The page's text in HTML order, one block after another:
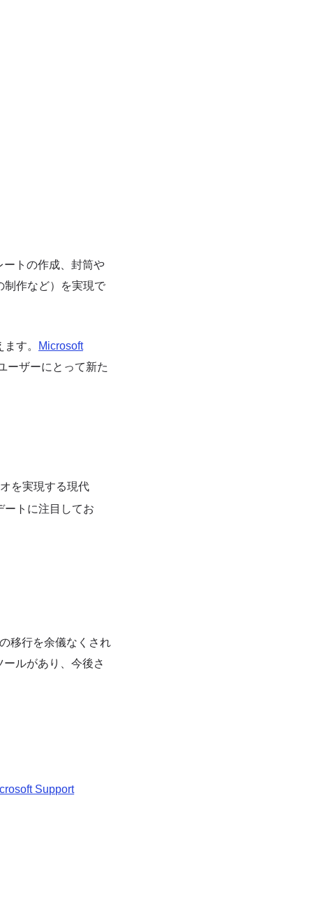
ートの作成、封筒や
制作など）を実現で
す。
Microsoft
ーザーにとって新た
を実現する現代
ートに注目してお
移行を余儀なくされ
ルがあり、今後さ
Support